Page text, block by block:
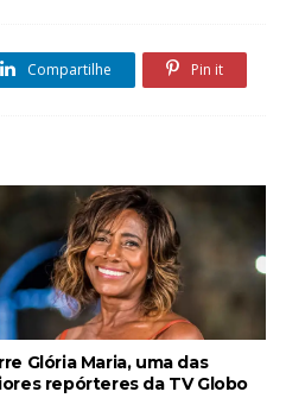
Compartilhe Pin it
Glória Maria, uma das
repórteres da TV Globo